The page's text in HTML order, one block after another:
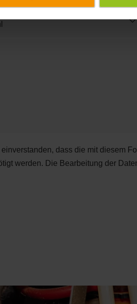
dass die mit diesem
werden. Die Bearbeitung der